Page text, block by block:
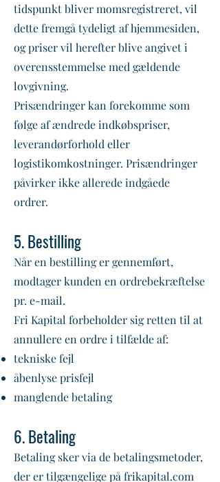
tidspunkt bliver momsregistreret, vil
dette fremgå tydeligt af hjemmesiden,
og priser vil herefter blive angivet i
overensstemmelse med gældende
lovgivning.
Prisændringer kan forekomme som
følge af ændrede indkøbspriser,
leverandørforhold eller
logistikomkostninger. Prisændringer
påvirker ikke allerede indgåede
ordrer.
5. Bestilling
Når en bestilling er gennemført,
modtager kunden en ordrebekræftelse
pr. e-mail.
Fri Kapital forbeholder sig retten til at
annullere en ordre i tilfælde af:
tekniske fejl
åbenlyse prisfejl
manglende betaling
6. Betaling
Betaling sker via de betalingsmetoder,
der er tilgængelige på frikapital.com